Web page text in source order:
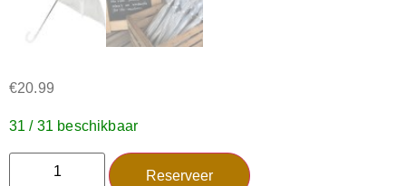
€20.99
31 / 31 beschikbaar
Reserveer